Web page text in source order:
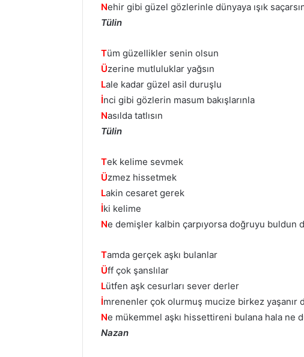
Nehir gibi güzel gözlerinle dünyaya ışık
Tülin
Tüm güzellikler senin olsun
Üzerine mutluluklar yağsın
Lale kadar güzel asil duruşlu
İnci gibi gözlerin masum bakışlarınla
Nasılda tatlısın
Tülin
Tek kelime sevmek
Üzmez hissetmek
Lakin cesaret gerek
İki kelime
Ne demişler kalbin çarpıyorsa doğruyu buldun
Tamda gerçek aşkı bulanlar
Üff çok şanslılar
Lütfen aşk cesurları sever derler
İmrenenler çok olurmuş mucize birkez yaşanır
Ne mükemmel aşkı hissettireni bulana hala ne
Nazan